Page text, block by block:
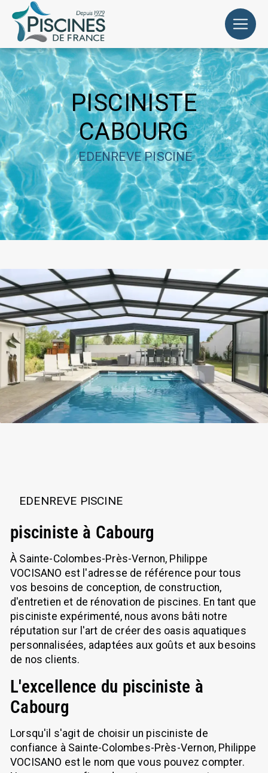
PISCINISTE
CABOURG
EDENREVE PISCINE
EDENREVE PISCINE
pisciniste à Cabourg
À Sainte-Colombes-Près-Vernon, Philippe
VOCISANO est l'adresse de référence pour tous
vos besoins de conception, de construction,
d'entretien et de rénovation de piscines. En tant que
pisciniste expérimenté, nous avons bâti notre
réputation sur l'art de créer des oasis aquatiques
personnalisées, adaptées aux goûts et aux besoins
de nos clients.
L'excellence du pisciniste à
Cabourg
Lorsqu'il s'agit de choisir un pisciniste de
confiance à Sainte-Colombes-Près-Vernon, Philippe
VOCISANO est le nom que vous pouvez compter.
Panneau de gestion des cookies